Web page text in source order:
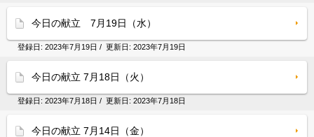
今日の献立 7月19日（水）
登録日: 2023年7月19日 / 更新日: 2023年7月19日
今日の献立 7月18日（火）
登録日: 2023年7月18日 / 更新日: 2023年7月18日
今日の献立 7月14日（金）